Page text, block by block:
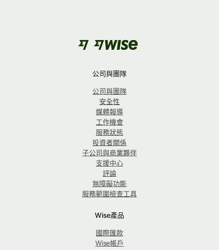
公司與團隊
公司與團隊
安全性
媒體報導
工作機會
服務狀態
投資者關係
子公司與商業夥伴
支援中心
評論
無障礙功能
服務範圍檢查工具
Wise產品
國際匯款
Wise帳戶